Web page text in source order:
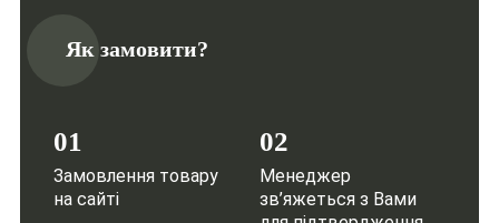
Як замовити?
01
Замовлення товару
на сайті
02
Менеджер
зв’яжеться з Вами